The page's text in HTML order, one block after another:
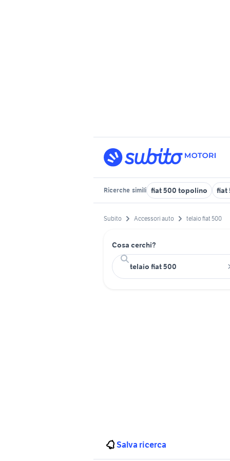
Ricerche simili fiat 500 topolino fiat
Subito Accessori auto telaio fiat 500
Cosa cerchi?
Salva ricerca